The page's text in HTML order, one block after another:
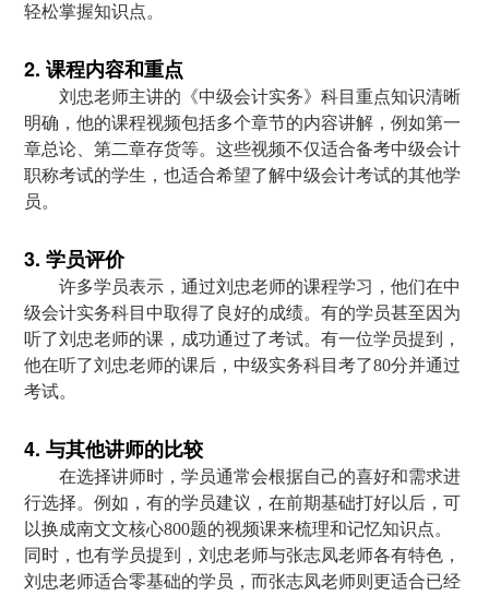
轻松掌握知识点。
2. 课程内容和重点
刘忠老师主讲的《中级会计实务》科目重点知识清晰
明确，他的课程视频包括多个章节的内容讲解，例如第一
章总论、第二章存货等。这些视频不仅适合备考中级会计
职称考试的学生，也适合希望了解中级会计考试的其他学
员。
3. 学员评价
许多学员表示，通过刘忠老师的课程学习，他们在中
级会计实务科目中取得了良好的成绩。有的学员甚至因为
听了刘忠老师的课，成功通过了考试。有一位学员提到，
他在听了刘忠老师的课后，中级实务科目考了80分并通过
考试。
4. 与其他讲师的比较
在选择讲师时，学员通常会根据自己的喜好和需求进
行选择。例如，有的学员建议，在前期基础打好以后，可
以换成南文文核心800题的视频课来梳理和记忆知识点。
同时，也有学员提到，刘忠老师与张志凤老师各有特色，
刘忠老师适合零基础的学员，而张志凤老师则更适合已经